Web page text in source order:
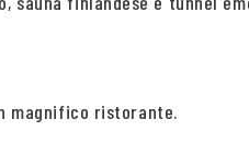
magnifico ristorante.